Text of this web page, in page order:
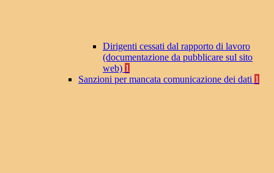
Dirigenti cessati dal rapporto di lavoro
(documentazione da pubblicare sul sito
web) 1
Sanzioni per mancata comunicazione dei dati 1